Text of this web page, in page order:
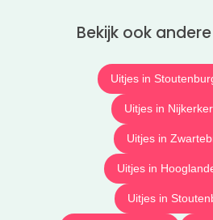
Bekijk ook
Uitjes in
Uitjes in
Uitjes in
Uitjes in
Uitjes in